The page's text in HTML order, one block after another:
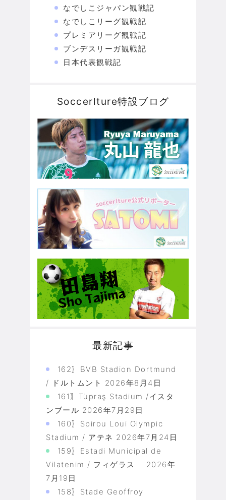
なでしこジャパン観戦記
なでしこリーグ観戦記
プレミアリーグ観戦記
ブンデスリーガ観戦記
日本代表観戦記
Soccerlture特設ブログ
最新記事
162〗BVB Stadion Dortmund
/ ドルトムント 2026年8月4日
161〗Tüpraş Stadium /イスタ
ンブール 2026年7月29日
160〗Spirou Loui Olympic
Stadium / アテネ 2026年7月24日
159〗Estadi Municipal de
Vilatenim / フィゲラス
2026年
7月19日
158〗Stade Geoffroy